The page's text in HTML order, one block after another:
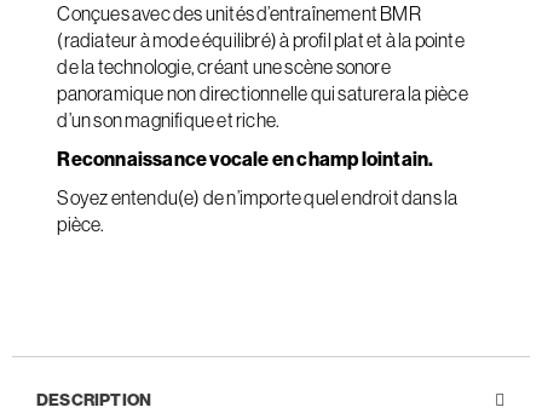
Conçues avec des unités d’entraînement BMR
(radiateur à mode équilibré) à profil plat et à la pointe
de la technologie, créant une scène sonore
panoramique non directionnelle qui saturera la pièce
d’un son magnifique et riche.
Reconnaissance vocale en champ lointain.
Soyez entendu(e) de n’importe quel endroit dans la
pièce.
DESCRIPTION